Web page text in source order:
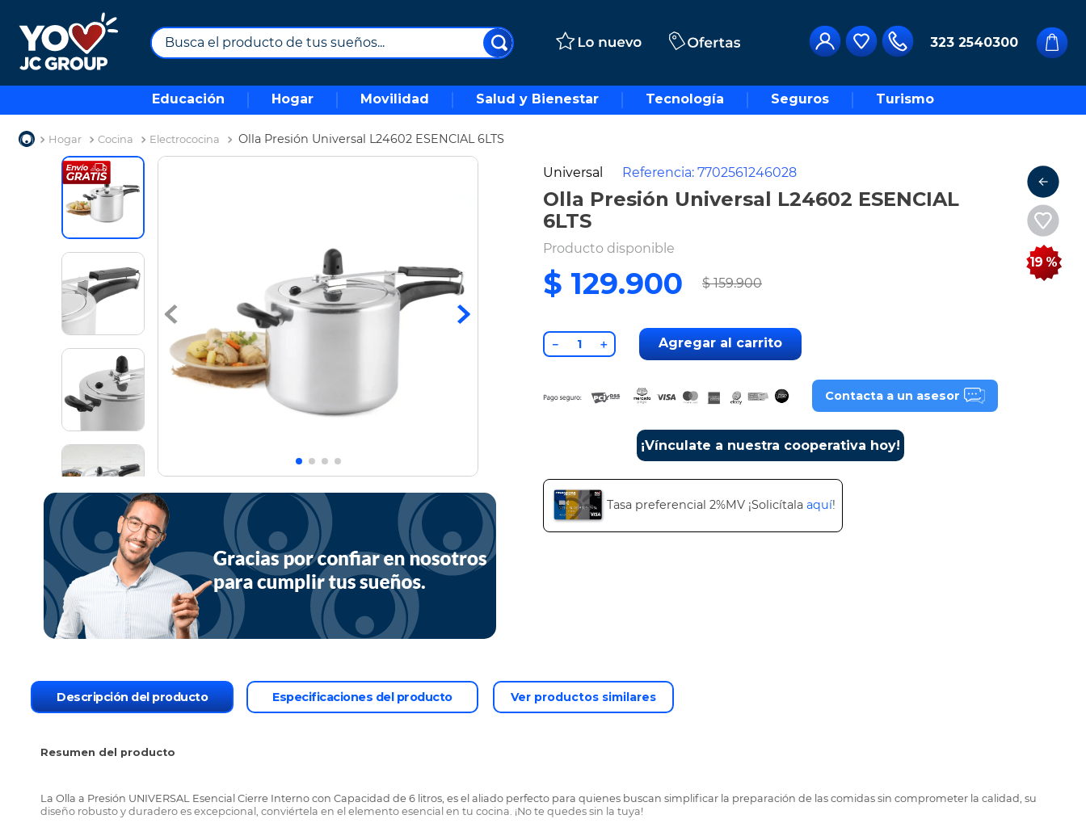
Busca el producto de tus sueños...
323 2540300
Educación Hogar Movilidad Salud y Bienestar Tecnología Seguros Turismo
Hogar Cocina Electrococina Olla Presión Universal L24602 ESENCIAL 6LTS
Universal Referencia: 7702561246028
Olla Presión Universal L24602 ESENCIAL
6LTS
Producto disponible
$ 129.900 $ 159.900
＋
－ Agregar al carrito
Contacta a un asesor
¡Vínculate a nuestra cooperativa hoy!
Tasa preferencial 2%MV ¡Solicítala aquí!
19 %
Descripción del producto Especificaciones del producto Ver productos similares
Resumen del producto
La Olla a Presión UNIVERSAL Esencial Cierre Interno con Capacidad de 6 litros, es el aliado perfecto para quienes buscan simplificar la preparación de las comidas sin comprometer la calidad, su
diseño robusto y duradero es excepcional, conviértela en el elemento esencial en tu cocina. ¡No te quedes sin la tuya!
TÉRMINOS MÁS BUSCADOS
3.
moto
4.
celulares
5.
nevera
6.
turismo
tv
8.
impresora
alexa echo dot 5